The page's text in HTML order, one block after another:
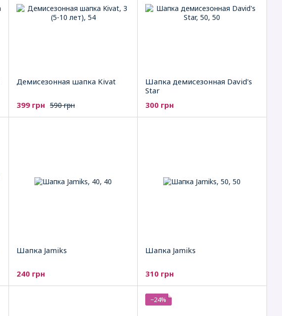
Демисезонная шапка Kivat
590 грн
399 грн
Шапка демисезонная David's
Star
300 грн
Шапка Jamiks
240 грн
Шапка Jamiks
310 грн
−24%